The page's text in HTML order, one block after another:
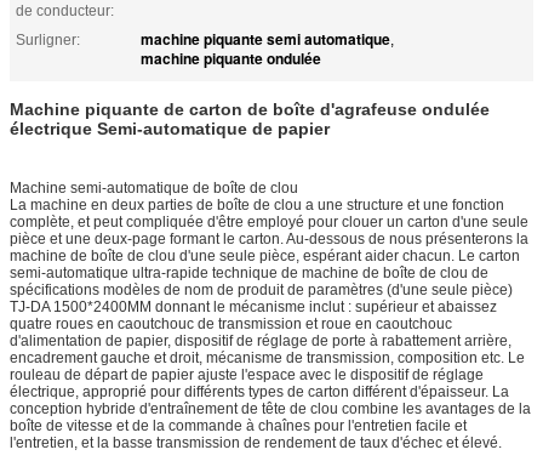
de conducteur:
Surligner: machine piquante semi automatique,
machine piquante ondulée
Machine piquante de carton de boîte d'agrafeuse ondulée
électrique Semi-automatique de papier
Machine semi-automatique de boîte de clou
La machine en deux parties de boîte de clou a une structure et une fonction
complète, et peut compliquée d'être employé pour clouer un carton d'une seule
pièce et une deux-page formant le carton. Au-dessous de nous présenterons la
machine de boîte de clou d'une seule pièce, espérant aider chacun. Le carton
semi-automatique ultra-rapide technique de machine de boîte de clou de
spécifications modèles de nom de produit de paramètres (d'une seule pièce)
TJ-DA 1500*2400MM donnant le mécanisme inclut : supérieur et abaissez
quatre roues en caoutchouc de transmission et roue en caoutchouc
d'alimentation de papier, dispositif de réglage de porte à rabattement arrière,
encadrement gauche et droit, mécanisme de transmission, composition etc. Le
rouleau de départ de papier ajuste l'espace avec le dispositif de réglage
électrique, approprié pour différents types de carton différent d'épaisseur. La
conception hybride d'entraînement de tête de clou combine les avantages de la
boîte de vitesse et de la commande à chaînes pour l'entretien facile et
l'entretien, et la basse transmission de rendement de taux d'échec et élevé.